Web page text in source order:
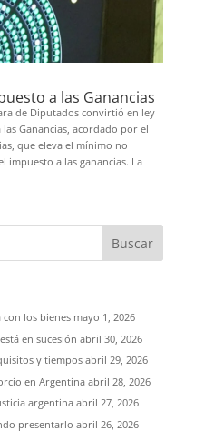
a las Ganancias
de Diputados convirtió en ley
Ganancias, acordado por el
que eleva el mínimo no
impuesto a las ganancias. La
con los bienes mayo 1, 2026
en sucesión abril 30, 2026
y tiempos abril 29, 2026
en Argentina abril 28, 2026
argentina abril 27, 2026
presentarlo abril 26, 2026